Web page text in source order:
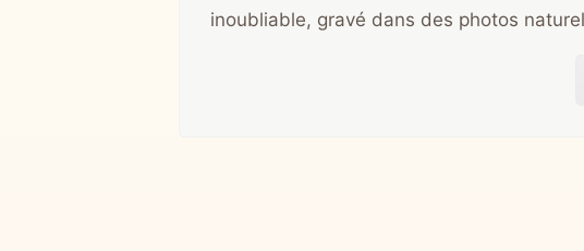
inoubliable, gravé dans des photos